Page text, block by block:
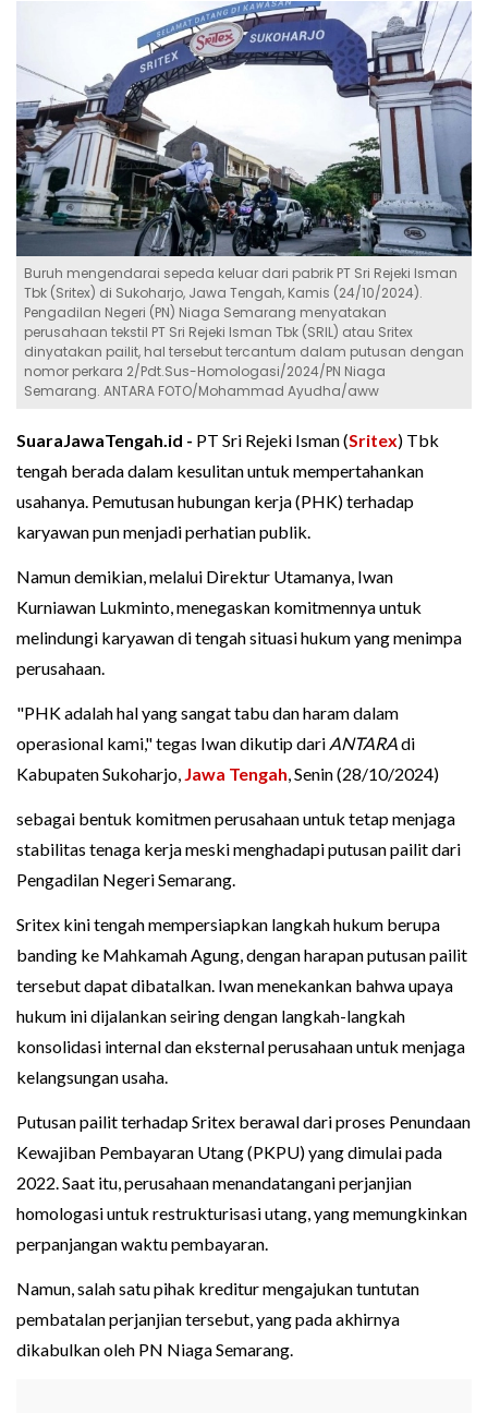
Buruh mengendarai sepeda keluar dari pabrik PT Sri Rejeki Isman
Tbk (Sritex) di Sukoharjo, Jawa Tengah, Kamis (24/10/2024).
Pengadilan Negeri (PN) Niaga Semarang menyatakan
perusahaan tekstil PT Sri Rejeki Isman Tbk (SRIL) atau Sritex
dinyatakan pailit, hal tersebut tercantum dalam putusan dengan
nomor perkara 2/Pdt.Sus-Homologasi/2024/PN Niaga
Semarang. ANTARA FOTO/Mohammad Ayudha/aww
SuaraJawaTengah.id - PT Sri Rejeki Isman (Sritex) Tbk
tengah berada dalam kesulitan untuk mempertahankan
usahanya. Pemutusan hubungan kerja (PHK) terhadap
karyawan pun menjadi perhatian publik.
Namun demikian, melalui Direktur Utamanya, Iwan
Kurniawan Lukminto, menegaskan komitmennya untuk
melindungi karyawan di tengah situasi hukum yang menimpa
perusahaan.
"PHK adalah hal yang sangat tabu dan haram dalam
operasional kami," tegas Iwan dikutip dari ANTARAdi
Kabupaten Sukoharjo, Jawa Tengah, Senin (28/10/2024)
sebagai bentuk komitmen perusahaan untuk tetap menjaga
stabilitas tenaga kerja meski menghadapi putusan pailit dari
Pengadilan Negeri Semarang.
Sritex kini tengah mempersiapkan langkah hukum berupa
banding ke Mahkamah Agung, dengan harapan putusan pailit
tersebut dapat dibatalkan. Iwan menekankan bahwa upaya
hukum ini dijalankan seiring dengan langkah-langkah
konsolidasi internal dan eksternal perusahaan untuk menjaga
kelangsungan usaha.
Putusan pailit terhadap Sritex berawal dari proses Penundaan
Kewajiban Pembayaran Utang (PKPU) yang dimulai pada
2022. Saat itu, perusahaan menandatangani perjanjian
homologasi untuk restrukturisasi utang, yang memungkinkan
perpanjangan waktu pembayaran.
Namun, salah satu pihak kreditur mengajukan tuntutan
pembatalan perjanjian tersebut, yang pada akhirnya
dikabulkan oleh PN Niaga Semarang.